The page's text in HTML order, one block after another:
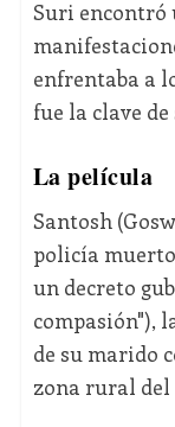
Suri encontró
enfrentaba a
fue la clave
La película
Santosh
policía muerto
un decreto
compasión"),
de su marido
zona rural